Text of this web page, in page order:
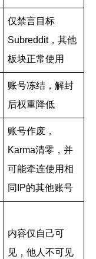
仅禁言目标
Subreddit，其他
板块正常使用
账号冻结，解封
后权重降低
账号作废，
Karma清零，并
可能牵连使用相
同IP的其他账号
内容仅自己可
见，他人不可见